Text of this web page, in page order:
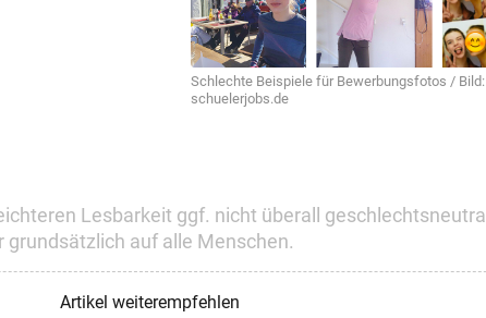
Schlechte Beispiele für Bewerbungsfotos / Bild:
schuelerjobs.de
Lesbarkeit ggf. nicht überall geschlechts­neutral
auf alle Menschen.
Artikel weiterempfehlen